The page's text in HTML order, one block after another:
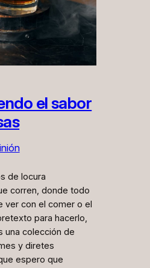
el sabor
de locura
corren, donde todo
ver con el comer o el
para hacerlo,
una colección de
y diretes
espero que